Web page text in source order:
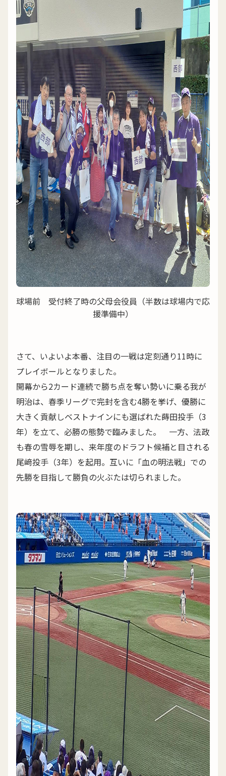
球場前 受付終了時の父母会役員（半数は球場内で応
援準備中）
さて、いよいよ本番、注目の一戦は定刻通り11時に
プレイボールとなりました。
開幕から2カード連続で勝ち点を奪い勢いに乗る我が
明治は、春季リーグで完封を含む4勝を挙げ、優勝に
大きく貢献しベストナインにも選ばれた蒔田投手（3
年）を立て、必勝の態勢で臨みました。 一方、法政
も春の雪辱を期し、来年度のドラフト候補と目される
尾﨑投手（3年）を起用。互いに「血の明法戦」での
先勝を目指して勝負の火ぶたは切られました。